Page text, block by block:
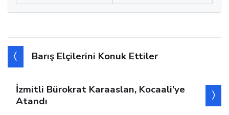
Barış Elçilerini Konuk Ettiler
İzmitli Bürokrat Karaaslan, Kocaali’ye
Atandı